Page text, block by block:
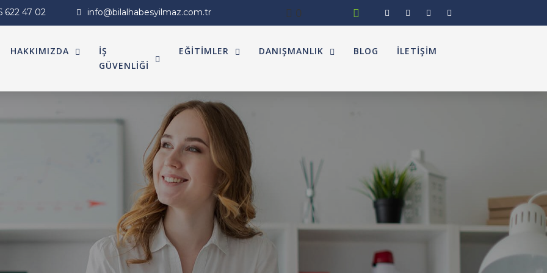
622 47 02 info@bilalhabesyilmaz.com.tr 0
HAKKIMIZDA
İŞ
GÜVENLİĞİ
EĞİTİMLER DANIŞMANLIK BLOG İLETIŞIM